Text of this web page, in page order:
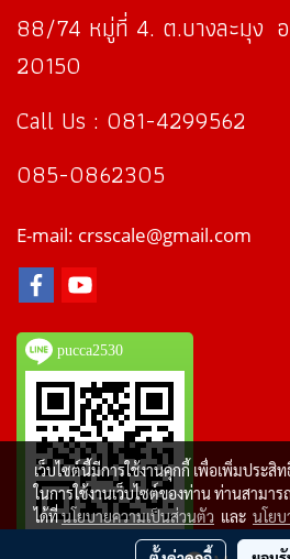
88/74 หมู่ที่ 4. ต.บางละมุง
20150
Call Us : 081-4299562
085-0862305
E-mail: crsscale@gmail.com
pucca2530
เว็บไซต์นี้มีการใช้งานคุกกี้ เพื่อเพิ่มประ
ในการใช้งานเว็บไซต์ของท่าน ท่านสามาร
ได้ที่นโยบายความเป็นส่วนตัว และ นโย